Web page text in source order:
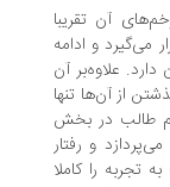
تقریبا
و ادامه‌
آن
آن‌ها تنها
در بخش
و رفتار
کاملا